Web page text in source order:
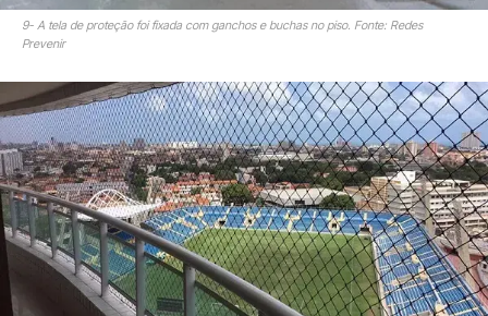
9- A tela de proteção foi fixada com ganchos e buchas no piso. Fonte: Redes
Prevenir